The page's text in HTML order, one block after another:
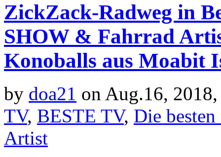
ZickZack-Radweg in
SHOW & Fahrrad
Konoballs aus Moabit
by doa21 on Aug.16,
TV, BESTE TV, Die
Artist